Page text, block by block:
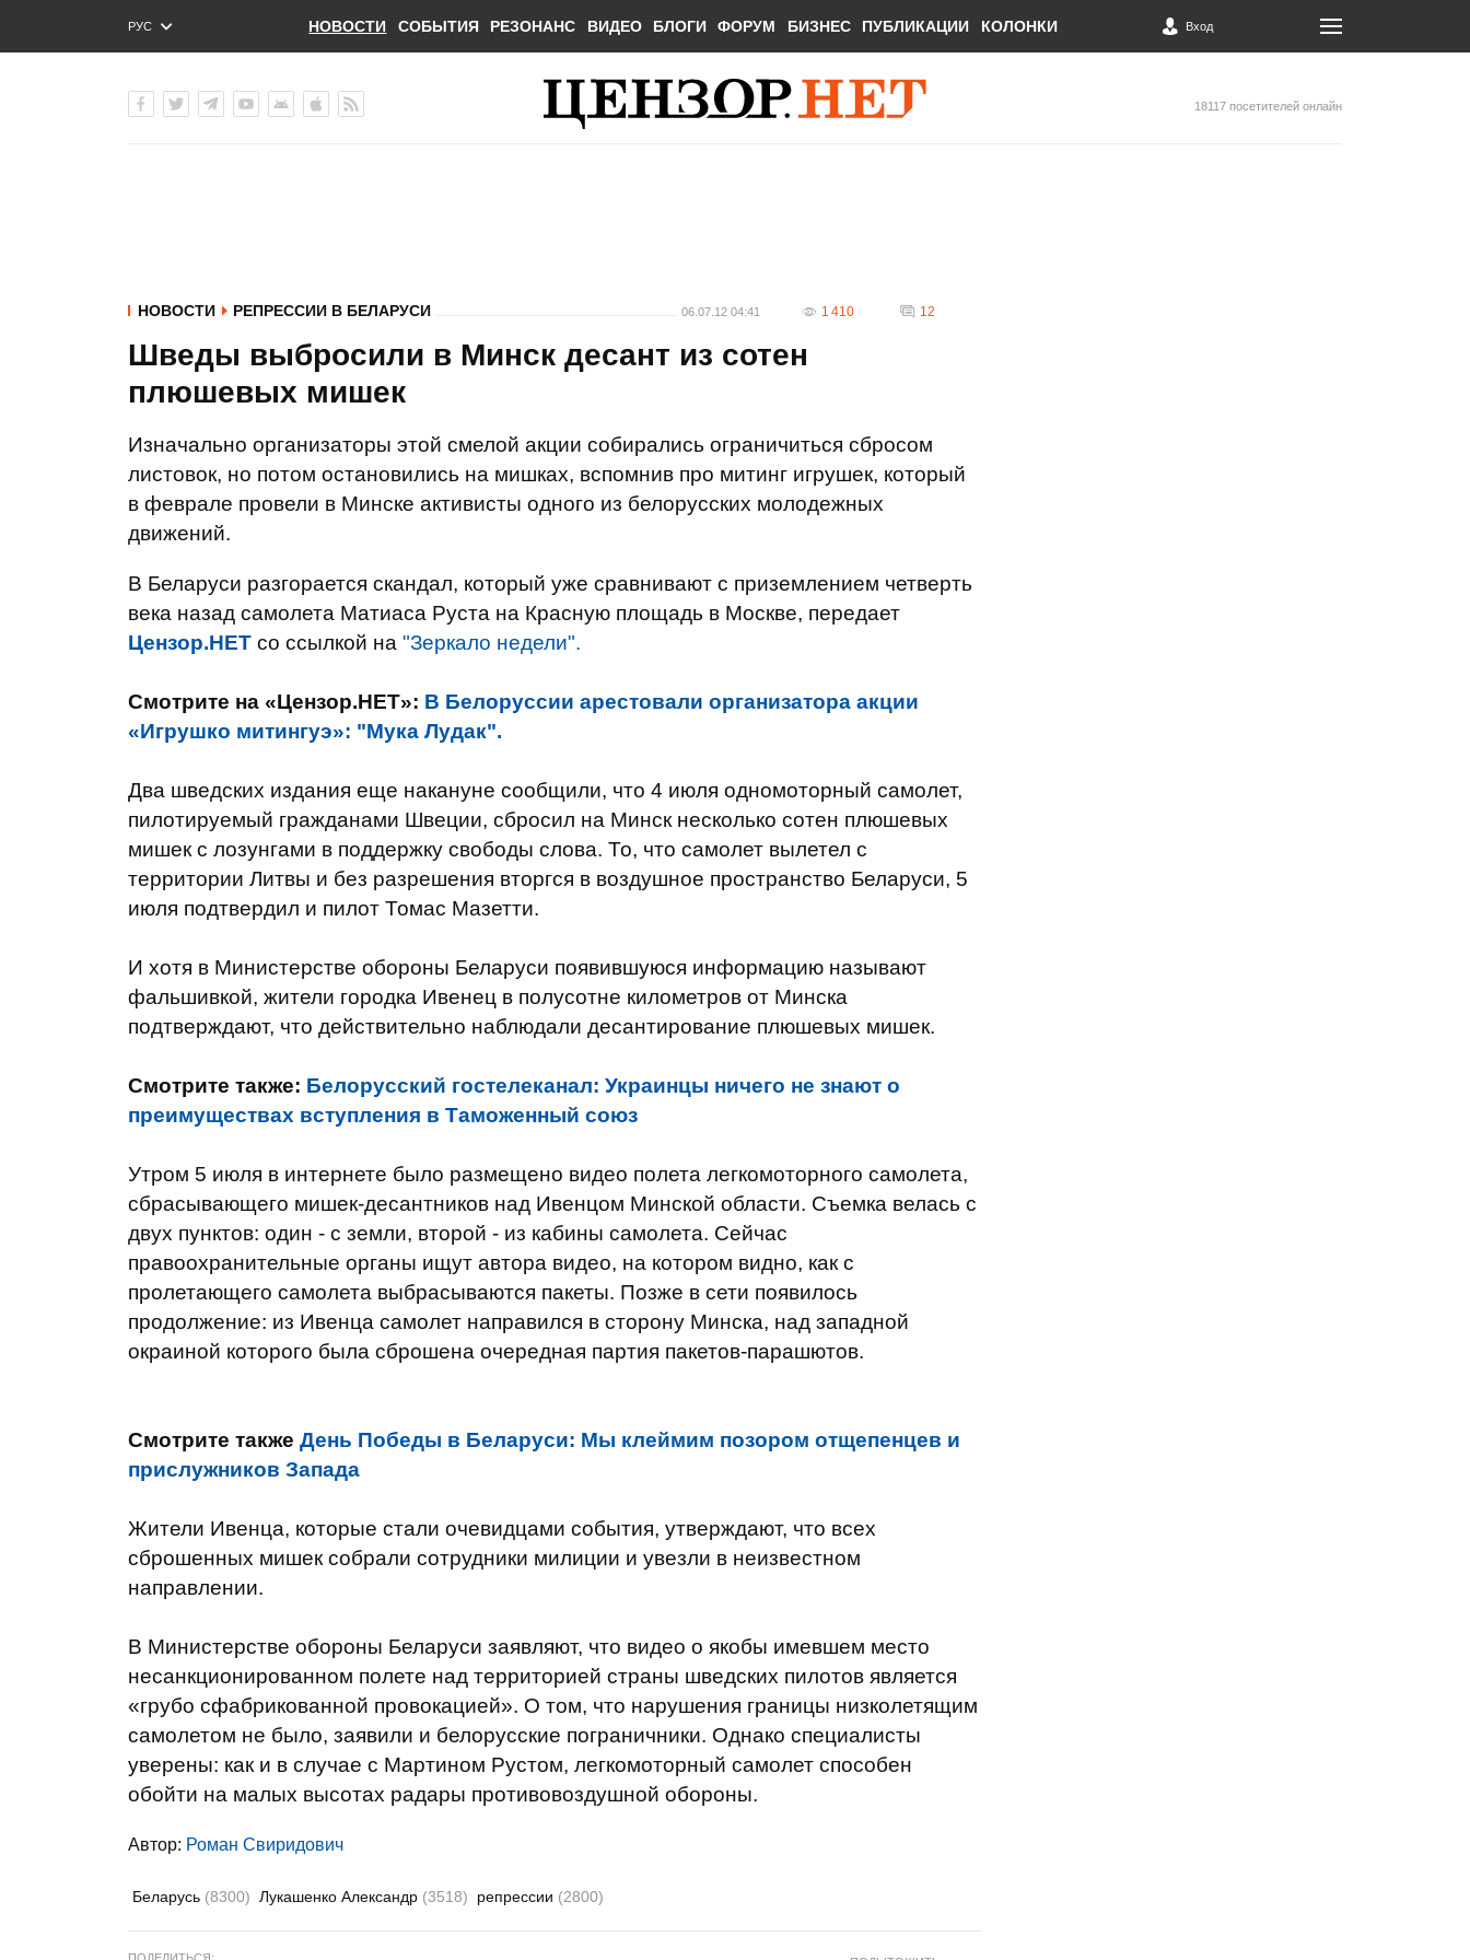
РУС
ENG
НОВОСТИ СОБЫТИЯ РЕЗОНАНС ВИДЕО БЛОГИ ФОРУМ БИЗНЕС ПУБЛИКАЦИИ КОЛОНКИ Вход
18117 посетителей онлайн
НОВОСТИ РЕПРЕССИИ В БЕЛАРУСИ 06.07.12 04:41 1 410 12
Шведы выбросили в Минск десант из сотен
плюшевых мишек
Изначально организаторы этой смелой акции собирались ограничиться сбросом
листовок, но потом остановились на мишках, вспомнив про митинг игрушек, который
в феврале провели в Минске активисты одного из белорусских молодежных
движений.
В Беларуси разгорается скандал, который уже сравнивают с приземлением четверть
века назад самолета Матиаса Руста на Красную площадь в Москве, передает
Цензор.НЕТ со ссылкой на "Зеркало недели".
Смотрите на «Цензор.НЕТ»: В Белоруссии арестовали организатора акции
«Игрушко митингуэ»: "Мука Лудак".
Два шведских издания еще накануне сообщили, что 4 июля одномоторный самолет,
пилотируемый гражданами Швеции, сбросил на Минск несколько сотен плюшевых
мишек с лозунгами в поддержку свободы слова. То, что самолет вылетел с
территории Литвы и без разрешения вторгся в воздушное пространство Беларуси, 5
июля подтвердил и пилот Томас Мазетти.
И хотя в Министерстве обороны Беларуси появившуюся информацию называют
фальшивкой, жители городка Ивенец в полусотне километров от Минска
подтверждают, что действительно наблюдали десантирование плюшевых мишек.
Смотрите также: Белорусский гостелеканал: Украинцы ничего не знают о
преимуществах вступления в Таможенный союз
Утром 5 июля в интернете было размещено видео полета легкомоторного самолета,
сбрасывающего мишек-десантников над Ивенцом Минской области. Съемка велась с
двух пунктов: один - с земли, второй - из кабины самолета. Сейчас
правоохранительные органы ищут автора видео, на котором видно, как с
пролетающего самолета выбрасываются пакеты. Позже в сети появилось
продолжение: из Ивенца самолет направился в сторону Минска, над западной
окраиной которого была сброшена очередная партия пакетов-парашютов.
Смотрите также День Победы в Беларуси: Мы клеймим позором отщепенцев и
прислужников Запада
Жители Ивенца, которые стали очевидцами события, утверждают, что всех
сброшенных мишек собрали сотрудники милиции и увезли в неизвестном
направлении.
В Министерстве обороны Беларуси заявляют, что видео о якобы имевшем место
несанкционированном полете над территорией страны шведских пилотов является
«грубо сфабрикованной провокацией». О том, что нарушения границы низколетящим
самолетом не было, заявили и белорусские пограничники. Однако специалисты
уверены: как и в случае с Мартином Рустом, легкомоторный самолет способен
обойти на малых высотах радары противовоздушной обороны.
Автор: Роман Свиридович
Беларусь (8300) Лукашенко Александр (3518) репрессии (2800)